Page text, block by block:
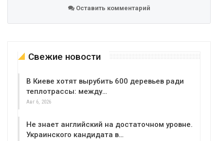
Оставить комментарий
Свежие новости
В Киеве хотят вырубить 600 деревьев ради
теплотрассы: между…
Авг 6, 2026
Не знает английский на достаточном уровне.
Украинского кандидата в…